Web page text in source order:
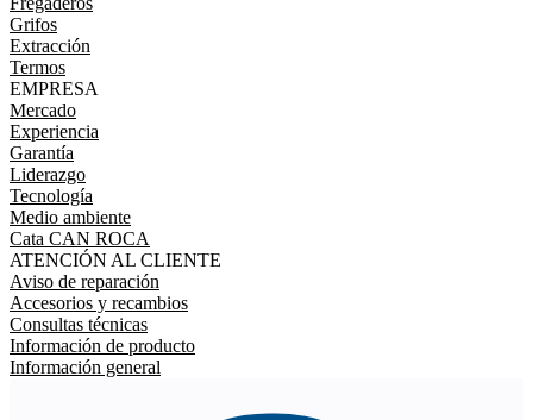
Grifos
Extracción
Termos
EMPRESA
Mercado
Experiencia
Garantía
Liderazgo
Tecnología
Medio ambiente
Cata CAN ROCA
ATENCIÓN AL CLIENTE
Aviso de reparación
Accesorios y recambios
Consultas técnicas
Información de producto
Información general